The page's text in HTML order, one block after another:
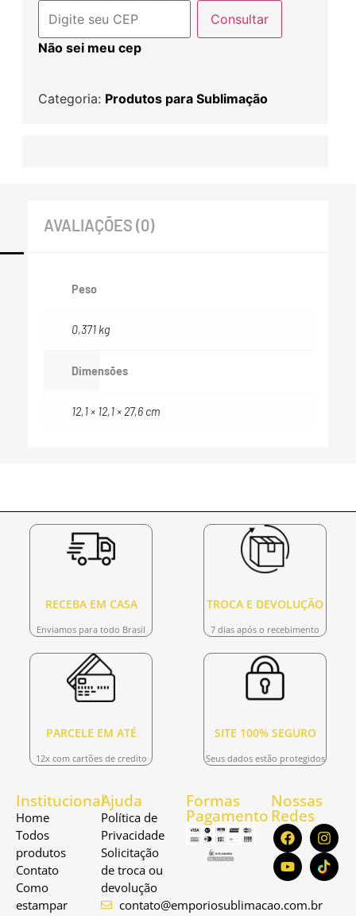
Consultar
Não sei meu cep
Categoria: Produtos para Sublimação
AVALIAÇÕES (0)
Peso
0,371 kg
Dimensões
12,1 × 12,1 × 27,6 cm
RECEBA EM CASA
Enviamos para todo Brasil
TROCA E DEVOLUÇÃO
7 dias após o recebimento
PARCELE EM ATÉ
12x com cartões de credito
SITE 100% SEGURO
Seus dados estão protegidos
Institucional
Home
Todos
produtos
Contato
Como
estampar
Ajuda
Política de
Privacidade
Solicitação
de troca ou
devolução
contato@emporiosublimacao.com.br
Formas
Pagamento
Nossas
Redes